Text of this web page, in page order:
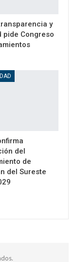
y
pide Congreso
del
de
del Sureste